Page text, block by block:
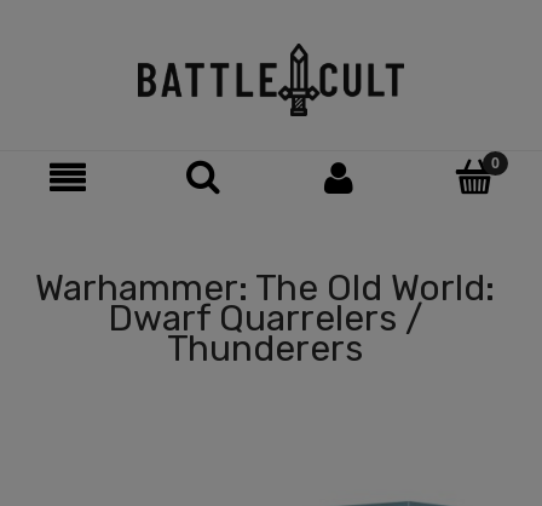
Warhammer: The Old World:
Dwarf Quarrelers /
Thunderers